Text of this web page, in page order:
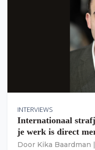
INTERVIEWS
Internationaal
je werk is direct
Door Kika Baardman